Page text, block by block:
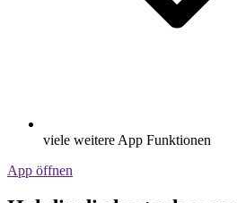
viele weitere App Funktionen
App öffnen